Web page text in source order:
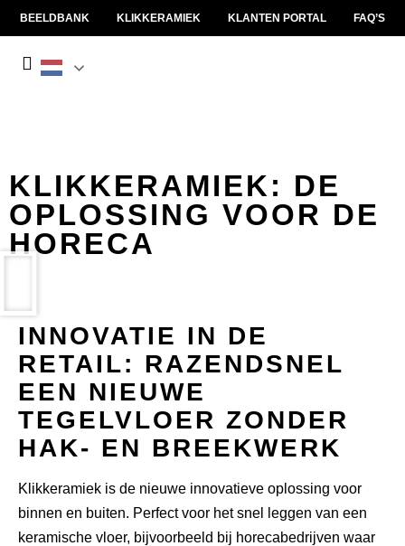
BEELDBANK KLIKKERAMIEK KLANTEN PORTAL FAQ’S
KLIKKERAMIEK: DE
OPLOSSING VOOR DE
HORECA
INNOVATIE IN DE
RETAIL: RAZENDSNEL
EEN NIEUWE
TEGELVLOER ZONDER
HAK- EN BREEKWERK
Klikkeramiek is de nieuwe innovatieve oplossing voor
binnen en buiten. Perfect voor het snel leggen van een
keramische vloer, bijvoorbeeld bij horecabedrijven waar